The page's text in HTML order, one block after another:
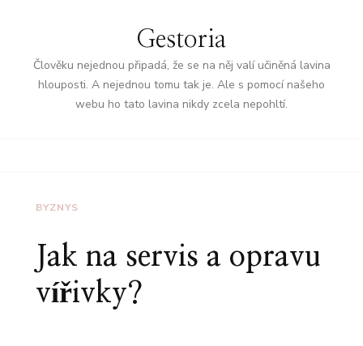
Gestoria
Člověku nejednou připadá, že se na něj valí učiněná lavina
hlouposti. A nejednou tomu tak je. Ale s pomocí našeho
webu ho tato lavina nikdy zcela nepohltí.
BYZNYS
Jak na servis a opravu
vířivky?